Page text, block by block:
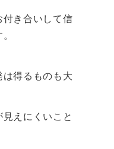
き合いして信
得るものも大
えにくいこと